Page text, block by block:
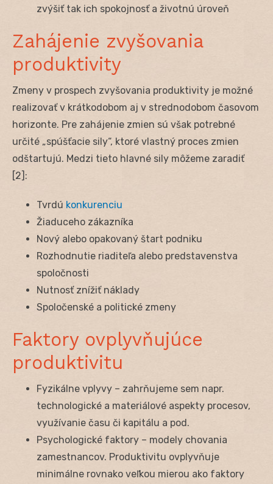
zvýšiť tak ich spokojnosť a životnú úroveň
Zahájenie zvyšovania
produktivity
Zmeny v prospech zvyšovania produktivity je možné
realizovať v krátkodobom aj v strednodobom časovom
horizonte. Pre zahájenie zmien sú však potrebné
určité „spúšťacie sily“, ktoré vlastný proces zmien
odštartujú. Medzi tieto hlavné sily môžeme zaradiť
[2]:
Tvrdú konkurenciu
Žiaduceho zákazníka
Nový alebo opakovaný štart podniku
Rozhodnutie riaditeľa alebo predstavenstva
spoločnosti
Nutnosť znížiť náklady
Spoločenské a politické zmeny
Faktory ovplyvňujúce
produktivitu
Fyzikálne vplyvy – zahrňujeme sem napr.
technologické a materiálové aspekty procesov,
využívanie času či kapitálu a pod.
Psychologické faktory – modely chovania
zamestnancov. Produktivitu ovplyvňuje
minimálne rovnako veľkou mierou ako faktory